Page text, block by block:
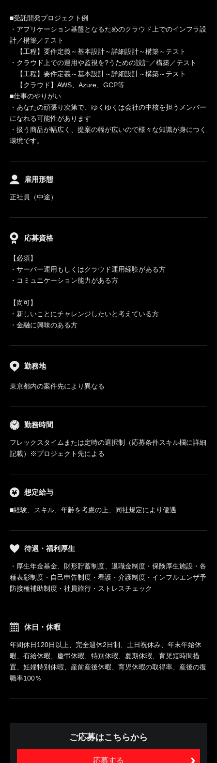
■受託開発プロジェクト例
・アプリケーション基盤となるためのクラウド上でのインフラ設
計／構築／テスト
【工程】要件定義～基本設計～詳細設計～構築～テスト
・クラウド上での運用や監視を?うための設計／構築／テスト
【工程】要件定義～基本設計～詳細設計～構築～テスト
【クラウド】AWS、Azure、GCP等
■仕事のやりがい
・あなたの頑張り次第で、ゆくゆくは会社の中核を担うメンバー
になれる可能性があります
・扱う商品が幅広く、提案の幅が広いので様々な知識が身につく
環境です。
雇用形態
正社員（中途）
応募資格
【必須】
・サーバー運用もしくはクラウド運用経験がある方
・コミュニケーション能力がある方
【尚可】
・新しいことにチャレンジしたいと考えている方
・金融に興味のある方
勤務地
東京都内の案件先により異なる
勤務時間
フレックスタイムまたは定時の選択制（応募条件スキル欄に詳細
記載）※プロジェクト先による
想定給与
■経験、スキル、年齢を考慮の上、同社規定により優遇
待遇・福利厚生
・厚生年金基金、財形貯蓄制度、退職金制度・保険厚生施設・各
種表彰制度・自己申告制度・看護・介護制度・インフルエンザ予
防接種補助制度・社員旅行・ストレスチェック
休日・休暇
年間休日120日以上、完全週休2日制、土日祝休み、年末年始休
暇、有給休暇、慶弔休暇、特別休暇、夏期休暇、育児短時間措
置、妊婦特別休暇、産前産後休暇、育児休暇の取得率、産後の復
職率100％
ご応募はこちらから
応募する